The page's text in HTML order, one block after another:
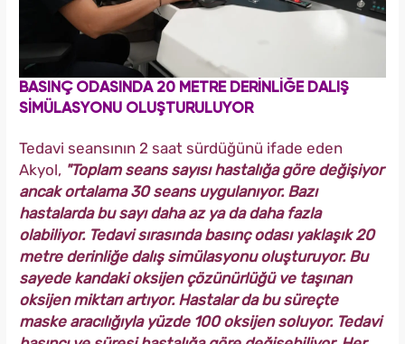
BASINÇ ODASINDA 20 METRE DERİNLİĞE DALIŞ
SİMÜLASYONU OLUŞTURULUYOR
Tedavi seansının 2 saat sürdüğünü ifade eden
Akyol, "Toplam seans sayısı hastalığa göre değişiyor
ancak ortalama 30 seans uygulanıyor. Bazı
hastalarda bu sayı daha az ya da daha fazla
olabiliyor. Tedavi sırasında basınç odası yaklaşık 20
metre derinliğe dalış simülasyonu oluşturuyor. Bu
sayede kandaki oksijen çözünürlüğü ve taşınan
oksijen miktarı artıyor. Hastalar da bu süreçte
maske aracılığıyla yüzde 100 oksijen soluyor. Tedavi